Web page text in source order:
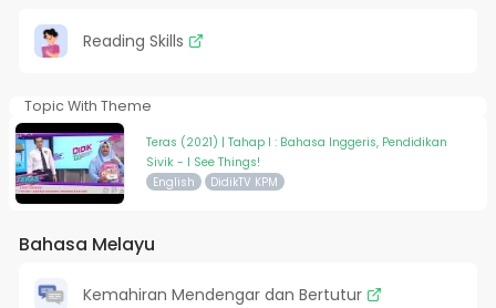
Reading Skills
Topic With Theme
Teras (2021) | Tahap I : Bahasa Inggeris, Pendidikan
Sivik - I See Things!
English DidikTV KPM
Bahasa Melayu
Kemahiran Mendengar dan Bertutur